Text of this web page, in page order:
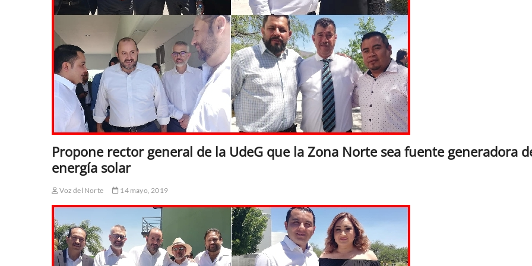
Propone rector general de la UdeG que la Zona Norte sea fuente generadora
energía solar
Voz del Norte 14 mayo, 2019